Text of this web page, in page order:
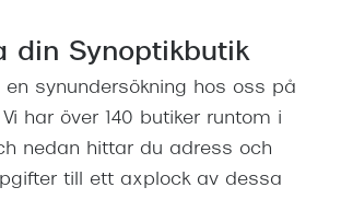
din Synoptikbutik
en synundersökning hos oss på
har över 140 butiker runtom i
nedan hittar du adress och
till ett axplock av dessa